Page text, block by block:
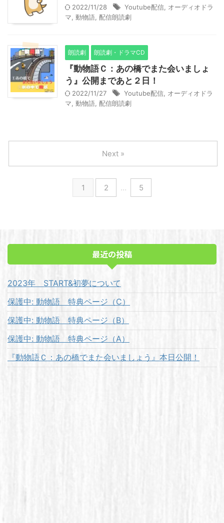
2022/11/28 Youtube配信 オーディオドラ
マ 動物語 配信朗読劇
朗読劇 朗読劇・ドラマCD
『動物語Ｃ：あの橋でまた会いましょ
う』公開まであと２日！
2022/11/27 Youtube配信 オーディオドラ
マ 動物語 配信朗読劇
1 2 … 5
Next »
最近の投稿
2023年 START&初夢について
保護中: 動物語 特典ページ（C）
保護中: 動物語 特典ページ（B）
保護中: 動物語 特典ページ（A）
『動物語Ｃ：あの橋でまた会いましょう』本日公開！